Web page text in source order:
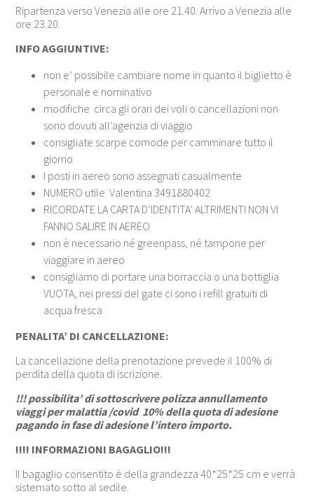
Ripartenza verso Venezia alle ore 21.40. Arrivo a Venezia alle
ore 23.20.
INFO AGGIUNTIVE:
non e’ possibile cambiare nome in quanto il biglietto è
personale e nominativo
modifiche circa gli orari dei voli o cancellazioni non
sono dovuti all’agenzia di viaggio
consigliate scarpe comode per camminare tutto il
giorno
I posti in aereo sono assegnati casualmente
NUMERO utile Valentina 3491880402
RICORDATE LA CARTA D’IDENTITA’ ALTRIMENTI NON VI
FANNO SALIRE IN AEREO
non è necessario né greenpass, né tampone per
viaggiare in aereo
consigliamo di portare una borraccia o una bottiglia
VUOTA, nei pressi del gate ci sono i refill gratuiti di
acqua fresca
PENALITA’ DI CANCELLAZIONE:
La cancellazione della prenotazione prevede il 100% di
perdita della quota di iscrizione.
!!! possibilita’ di sottoscrivere polizza annullamento
viaggi per malattia /covid 10% della quota di adesione
pagando in fase di adesione l’intero importo.
!!!! INFORMAZIONI BAGAGLIO!!!
Il bagaglio consentito è della grandezza 40*25*25 cm e verrà
sistemato sotto al sedile.